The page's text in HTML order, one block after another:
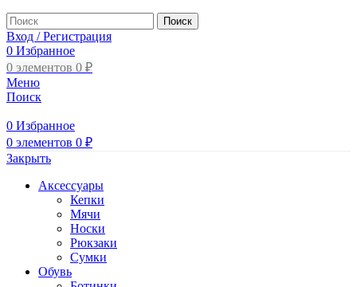
Поиск
Вход / Регистрация
0 Избранное
0 элементов 0 ₽
Меню
Поиск
0 Избранное
0 элементов 0 ₽
Закрыть
Аксессуары
Кепки
Мячи
Носки
Рюкзаки
Сумки
Обувь